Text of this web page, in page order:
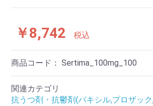
￥8,742 税込
商品コード： Sertima_100mg_100
関連カテゴリ
抗うつ剤・抗鬱剤(パキシル,プロザッ